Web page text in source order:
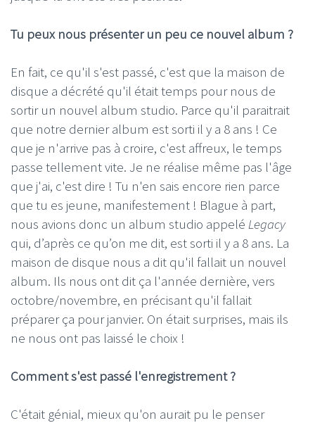
Tu peux nous présenter un peu ce nouvel album ?
En fait, ce qu'il s'est passé, c'est que la maison de
disque a décrété qu'il était temps pour nous de
sortir un nouvel album studio. Parce qu'il paraitrait
que notre dernier album est sorti il y a 8 ans ! Ce
que je n'arrive pas à croire, c'est affreux, le temps
passe tellement vite. Je ne réalise même pas l'âge
que j'ai, c'est dire ! Tu n'en sais encore rien parce
que tu es jeune, manifestement ! Blague à part,
nous avions donc un album studio appelé Legacy
qui, d’après ce qu’on me dit, est sorti il y a 8 ans. La
maison de disque nous a dit qu'il fallait un nouvel
album. Ils nous ont dit ça l'année dernière, vers
octobre/novembre, en précisant qu'il fallait
préparer ça pour janvier. On était surprises, mais ils
ne nous ont pas laissé le choix !
Comment s'est passé l'enregistrement ?
C'était génial, mieux qu'on aurait pu le penser